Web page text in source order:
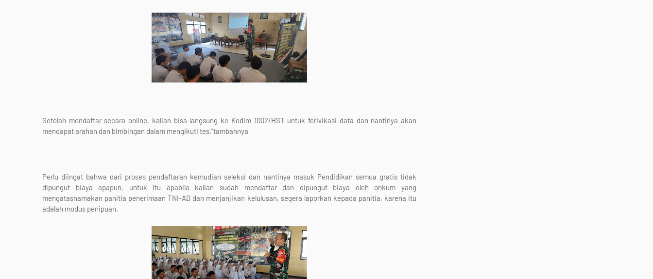
Setelah mendaftar secara online, kalian bisa langsung ke Kodim 1002/HST untuk ferivikasi data dan nantinya akan
mendapat arahan dan bimbingan dalam mengikuti tes,”tambahnya
Perlu diingat bahwa dari proses pendaftaran kemudian seleksi dan nantinya masuk Pendidikan semua gratis tidak
dipungut biaya apapun, untuk itu apabila kalian sudah mendaftar dan dipungut biaya oleh onkum yang
mengatasnamakan panitia penerimaan TNI-AD dan menjanjikan kelulusan, segera laporkan kepada panitia, karena itu
adalah modus penipuan.